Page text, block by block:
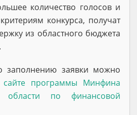
количество голосов и
конкурса, получат
из областного бюджета
заполнению заявки можно
сайте программы Минфина
области по финансовой